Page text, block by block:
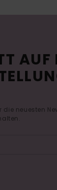
AUF
neuesten